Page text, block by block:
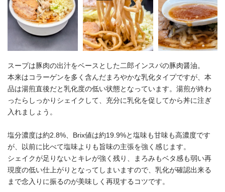
スープは豚肉の出汁をベースとした二郎インスパの豚肉醤油。
本来はコラーゲンを多く含んだまろやかな乳化タイプですが、本
品は湯煎直後だと乳化度の低い状態となっています。湯煎が終わ
ったらしっかりシェイクして、充分に乳化を促してから丼に注ぎ
入れましょう。
塩分濃度は約2.8%、Brix値は約19.9%と塩味も甘味も高濃度です
が、以前に比べて塩味よりも旨味の主張を強く感じます。
シェイクが足りないとキレが強く残り、まろみもベタ感も弱い再
現度の低い仕上がりとなってしまいますので、乳化が確認出来る
まで念入りに振るのが美味しく再現するコツです。